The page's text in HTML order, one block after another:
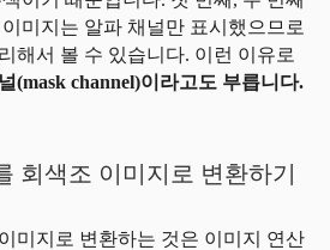
미지는 알파 채널만 표시했으므로
해서 볼 수 있습니다. 이런 이유로
(mask channel)이라고도 부릅니다.
회색조 이미지로 변환하기
미지로 변환하는 것은 이미지 연산